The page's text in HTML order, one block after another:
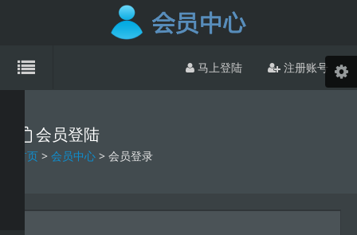
马上登陆 注册账号
会员登陆
首页 > 会员中心 > 会员登录